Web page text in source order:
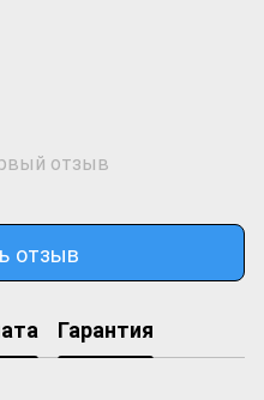
отзыв
отзыв
Гарантия